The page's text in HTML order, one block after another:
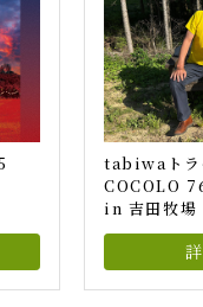
tabiwaト
COCOLO
in 吉田牧場